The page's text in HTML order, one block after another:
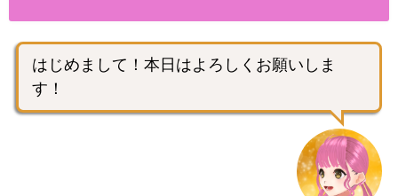
はじめまして！本日はよろしくお願いしま
す！